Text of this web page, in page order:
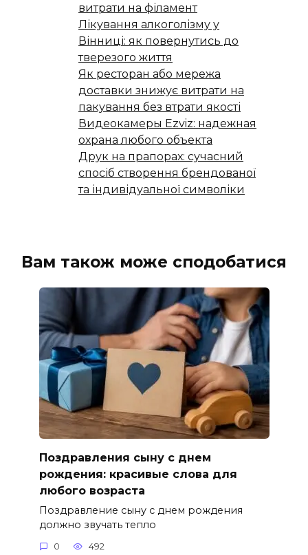
витрати на філамент
Лікування алкоголізму у
Вінниці: як повернутись до
тверезого життя
Як ресторан або мережа
доставки знижує витрати на
пакування без втрати якості
Видеокамеры Ezviz: надежная
охрана любого объекта
Друк на прапорах: сучасний
спосіб створення брендованої
та індивідуальної символіки
Вам також може сподобатися
Поздравления сыну с днем
рождения: красивые слова для
любого возраста
Поздравление сыну с днем рождения
должно звучать тепло
0 492